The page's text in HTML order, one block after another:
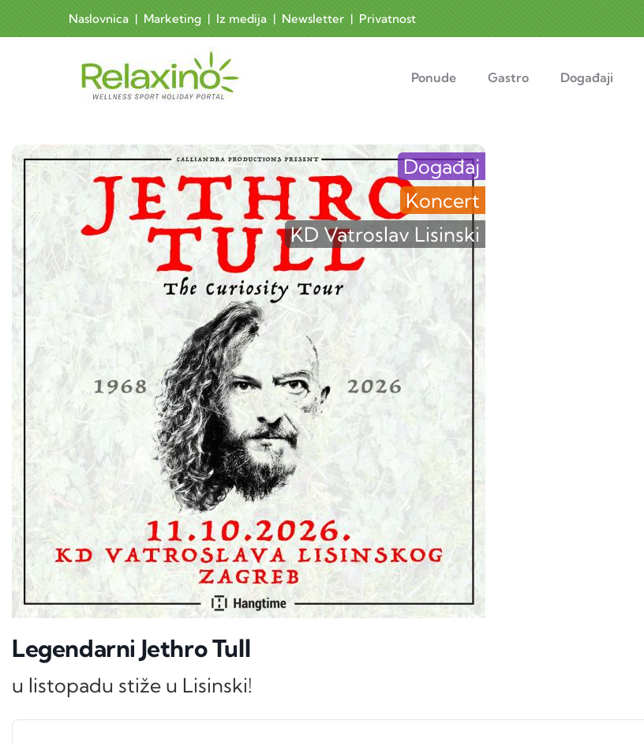
Skoči na glavni sadržaj
Naslovnica | Marketing | Iz medija | Newsletter | Privatnost
Ponude Gastro Događaji
Događaj
Koncert
KD Vatroslav Lisinski
Legendarni Jethro Tull
u listopadu stiže u Lisinski!